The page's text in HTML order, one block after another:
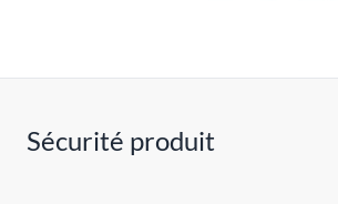
Sécurité produit